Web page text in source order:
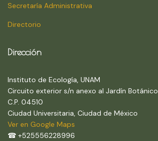
Secretaría Administrativa
Directorio
Dirección
Instituto de Ecología, UNAM
Circuito exterior s/n anexo al Jardín Botánico
C.P. 04510
Ciudad Universitaria, Ciudad de México
Ver en Google Maps
☎ +525556228996